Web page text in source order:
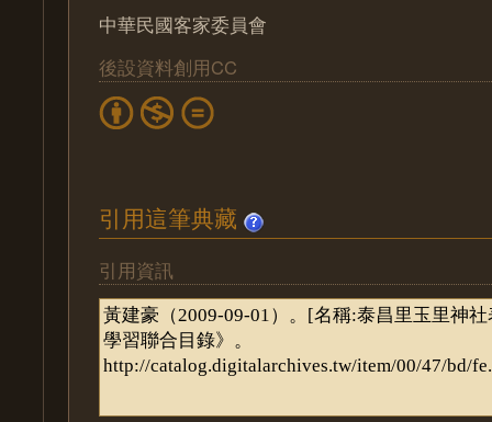
中華民國客家委員會
後設資料創用CC
引用這筆典藏
引用資訊